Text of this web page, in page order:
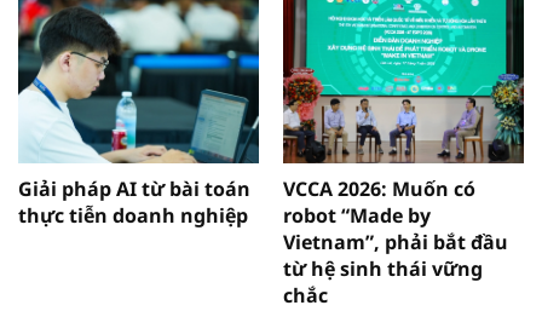
Giải pháp AI từ bài toán
thực tiễn doanh nghiệp
VCCA 2026: Muốn có
robot “Made by
Vietnam”, phải bắt đầu
từ hệ sinh thái vững
chắc